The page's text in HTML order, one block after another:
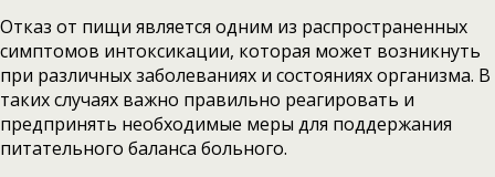
Отказ от пищи является одним из распространенных
симптомов интоксикации, которая может возникнуть
при различных заболеваниях и состояниях организма. В
таких случаях важно правильно реагировать и
предпринять необходимые меры для поддержания
питательного баланса больного.